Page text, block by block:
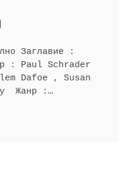
Заглавие :
: Paul Schrader
Dafoe , Susan
Жанр :…